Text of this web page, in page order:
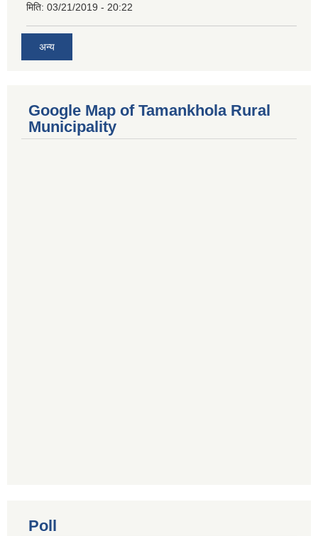
मिति: 03/21/2019 - 20:22
अन्य
Google Map of Tamankhola Rural
Municipality
Poll